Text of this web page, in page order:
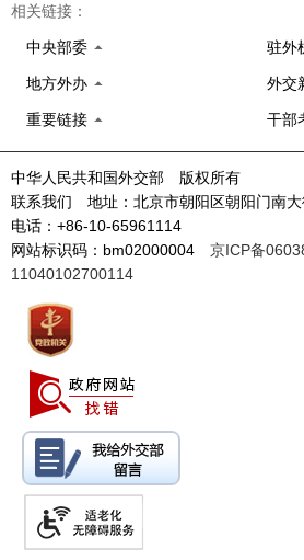
相关链接：
中央部委 驻外
地方外办 外交
重要链接 干部
中华人民共和国外交部 版权所有
联系我们 地址：北京市朝阳区朝阳门南
电话：+86-10-65961114
网站标识码：bm02000004 京ICP备
11040102700114